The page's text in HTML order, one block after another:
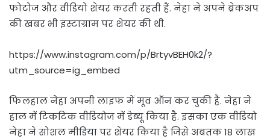
फोटोज और वीडियो शेयर करती रहती हैं. नेहा ने अपने ब्रेकअप
की खबर भी इंस्टाग्राम पर शेयर की थी.
https://www.instagram.com/p/BrtyvBEH0k2/?
utm_source=ig_embed
फिलहाल नेहा अपनी लाइफ में मूव ऑन कर चुकी हैं. नेहा ने
हाल में टिकटिक वीडियोज में डेब्यू किया है. इसका एक वीडियो
नेहा ने सोशल मीडिया पर शेयर किया है जिसे अबतक 18 लाख